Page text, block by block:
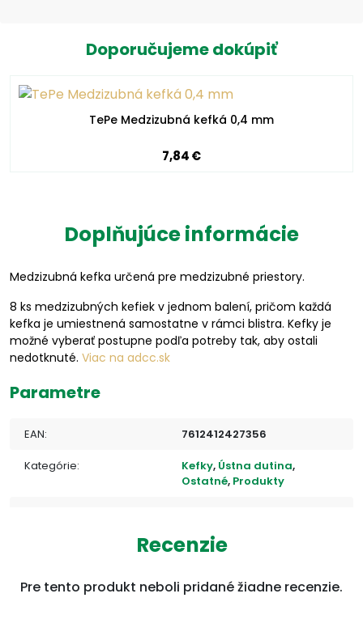
Doporučujeme dokúpiť
TePe Medzizubná kefká 0,4 mm
7,84 €
Doplňujúce informácie
Medzizubná kefka určená pre medzizubné priestory.
8 ks medzizubných kefiek v jednom balení, pričom každá
kefka je umiestnená samostatne v rámci blistra. Kefky je
možné vyberať postupne podľa potreby tak, aby ostali
nedotknuté. Viac na adcc.sk
Parametre
EAN: 7612412427356
Kategórie: Kefky, Ústna dutina,
Ostatné, Produkty
Recenzie
Pre tento produkt neboli pridané žiadne recenzie.